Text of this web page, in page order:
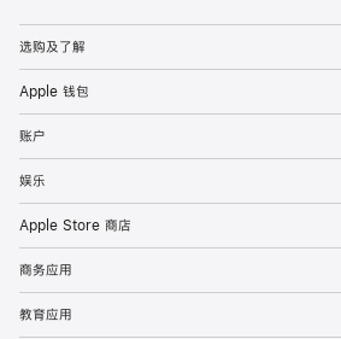
选购及了解
Apple 钱包
账户
娱乐
Apple Store 商店
商务应用
教育应用